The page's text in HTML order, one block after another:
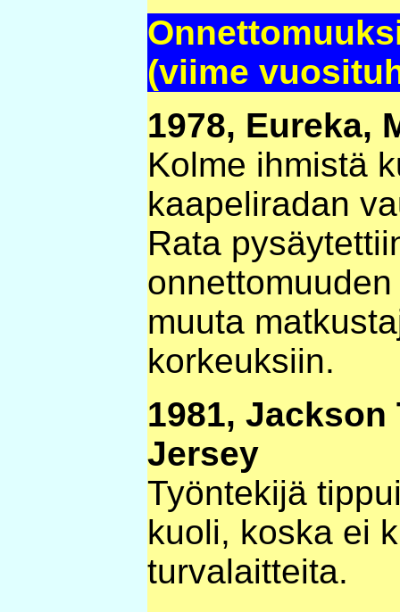
(viime
1978, Eureka,
Kolme ihmistä
kaapeliradan
Rata
muuta
korkeuksiin.
1981, Jackson
Jersey
Työntekijä
kuoli, koska ei
turvalaitteita.